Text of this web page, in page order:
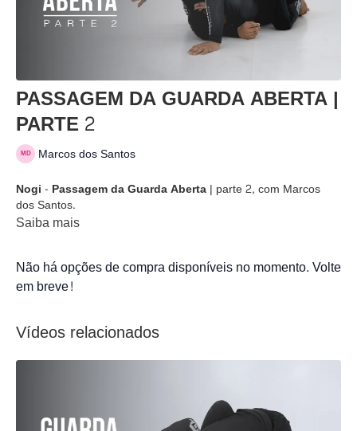
PASSAGEM DA GUARDA ABERTA |
PARTE 2
Marcos dos Santos
Nogi - Passagem da Guarda Aberta | parte 2, com Marcos
dos Santos.
Saiba mais
Não há opções de compra disponíveis no momento. Volte
em breve!
Vídeos relacionados